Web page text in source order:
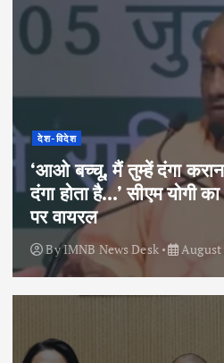
देश-विदेश
‘आओ बच्चू, मैं तुम्हें दंगा
दंगा होता है…’ सीएम योगी
पर वायरल
ByIMNB News Desk August